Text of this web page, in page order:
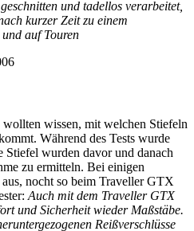
und tadellos verarbeitet,
kurzer Zeit zu einem
auf Touren
wissen, mit welchen Stiefeln
Während des Tests wurde
Stiefel wurden davor und danach
zu ermitteln. Bei einigen
nocht so beim Traveller GTX
Auch mit dem Traveller GTX
und Sicherheit wieder Maßstäbe.
Reißverschlüsse